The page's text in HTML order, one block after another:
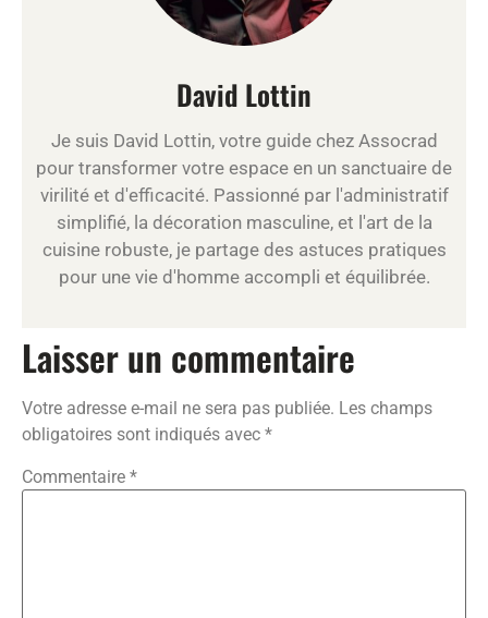
David Lottin
Je suis David Lottin, votre guide chez Assocrad
pour transformer votre espace en un sanctuaire de
virilité et d'efficacité. Passionné par l'administratif
simplifié, la décoration masculine, et l'art de la
cuisine robuste, je partage des astuces pratiques
pour une vie d'homme accompli et équilibrée.
Laisser un commentaire
Votre adresse e-mail ne sera pas publiée. Les champs
obligatoires sont indiqués avec *
Commentaire *